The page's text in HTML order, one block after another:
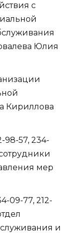
с
Юлия
Кириллова
98-57, 234-
мер
09-77, 212-
и